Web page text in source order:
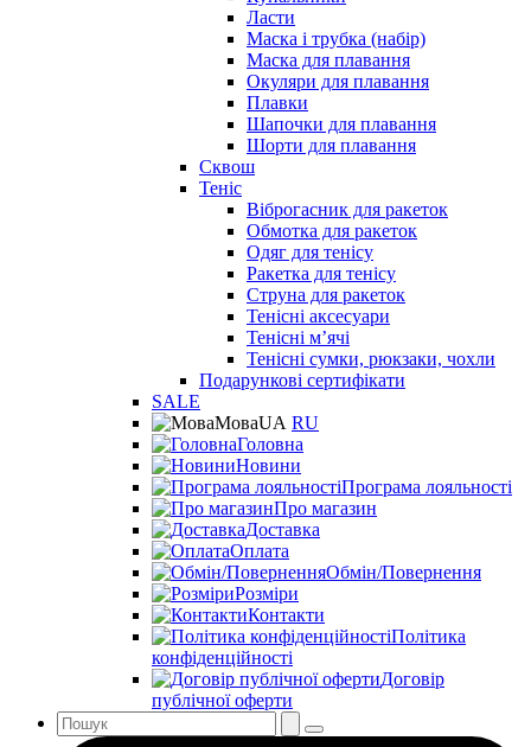
Ласти
Маска і трубка (набір)
Маска для плавання
Окуляри для плавання
Плавки
Шапочки для плавання
Шорти для плавання
Сквош
Теніс
Віброгасник для ракеток
Обмотка для ракеток
Одяг для тенісу
Ракетка для тенісу
Струна для ракеток
Тенісні аксесуари
Тенісні мʼячі
Тенісні сумки, рюкзаки, чохли
Подарункові сертифікати
SALE
МоваUA RU
Головна
Новини
Програма лояльності
Про магазин
Доставка
Оплата
Обмін/Повернення
Розміри
Контакти
Політика
конфіденційності
Договір
публічної оферти